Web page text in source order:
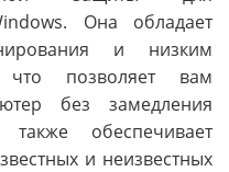
Она обладает
и низким
что позволяет вам
без замедления
также обеспечивает
и неизвестных